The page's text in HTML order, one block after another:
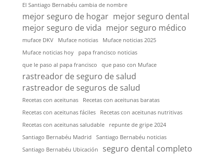
El Santiago Bernabéu cambia de nombre
mejor seguro de hogar mejor seguro dental
mejor seguro de vida mejor seguro médico
muface DKV Muface noticias
Muface noticias 2025
Muface noticias hoy
papa francisco noticias
que le paso al papa francisco
que paso con Muface
rastreador de seguro de salud
rastreador de seguros de salud
Recetas con aceitunas
Recetas con aceitunas baratas
Recetas con aceitunas fáciles
Recetas con aceitunas nutritivas
Recetas con aceitunas saludable
repunte de gripe 2024
Santiago Bernabéu Madrid
Santiago Bernabéu noticias
Santiago Bernabéu Ubicación
seguro dental completo